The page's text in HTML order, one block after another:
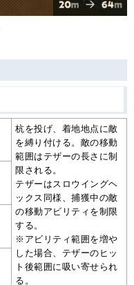
杭を投げ、着地地点に敵
を縛り付ける。敵の移動
範囲はテザーの長さに制
限される。
テザーはスロウイングヘ
ックス同様、捕獲中の敵
の移動アビリティを制限
する。
※アビリティ範囲を増や
した場合、テザーのヒッ
ト後範囲に吸い寄せられ
る。